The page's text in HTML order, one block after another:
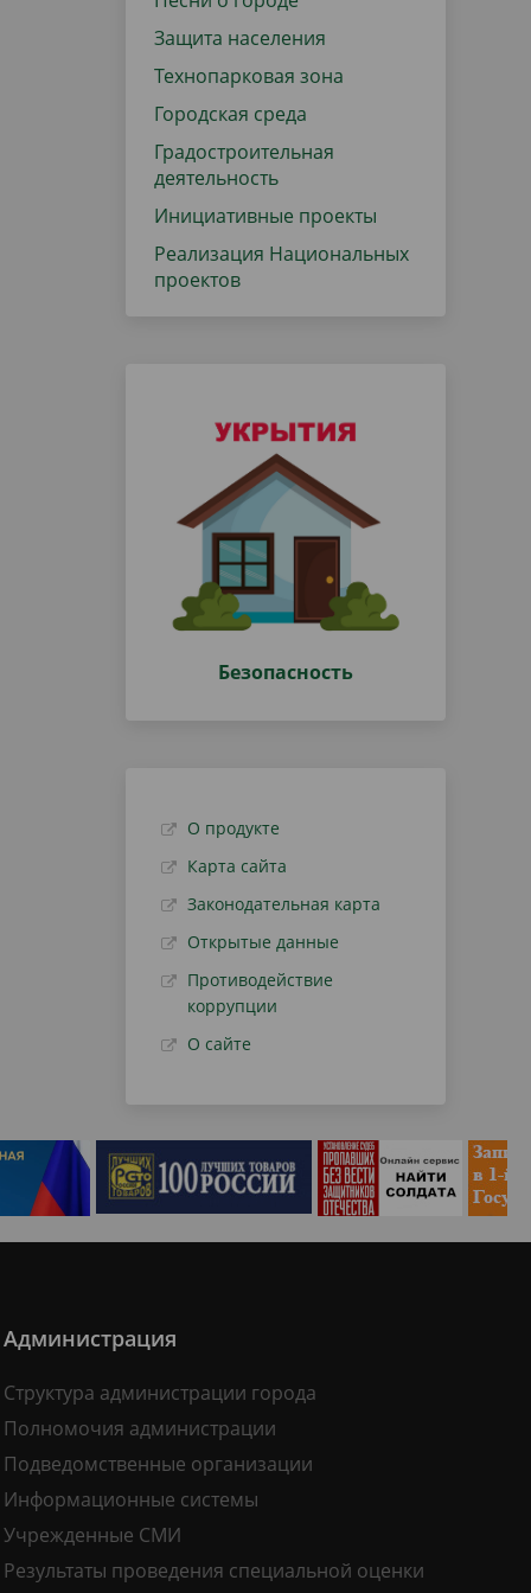
Защита населения
Технопарковая зона
Городская среда
Градостроительная
деятельность
Инициативные проекты
Реализация Национальных
проектов
Безопасность
О продукте
Карта сайта
Законодательная карта
Открытые данные
Противодействие
коррупции
О сайте
Администрация
Структура администрации города
Полномочия администрации
Подведомственные организации
Информационные системы
Учрежденные СМИ
Результаты проведения специальной оценки